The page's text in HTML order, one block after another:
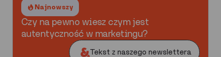
Najnowszy
Czy na pewno wiesz czym jest
autentyczność w marketingu?
Tekst z naszego newslettera